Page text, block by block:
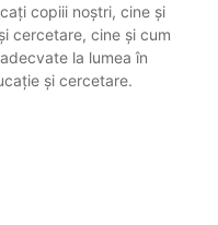
copiii noștri, cine și
cercetare, cine și cum
la lumea în
și cercetare.